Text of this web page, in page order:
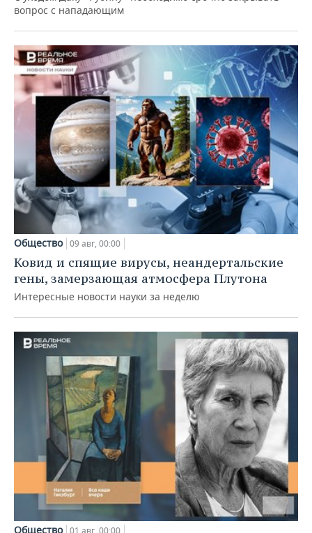
вопрос с нападающим
Общество 09 авг, 00:00
Ковид и спящие вирусы, неандертальские
гены, замерзающая атмосфера Плутона
Интересные новости науки за неделю
Общество 01 авг, 00:00